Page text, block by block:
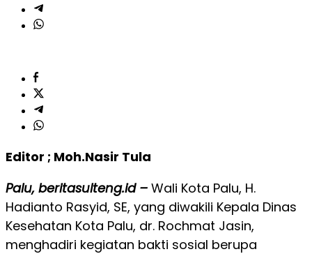
Editor ; Moh.Nasir Tula
Palu, beritasulteng.id – Wali Kota Palu, H.
Hadianto Rasyid, SE, yang diwakili Kepala Dinas
Kesehatan Kota Palu, dr. Rochmat Jasin,
menghadiri kegiatan bakti sosial berupa